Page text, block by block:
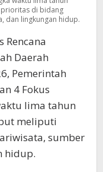
Rencana
Daerah
Pemerintah
4 Fokus
lima tahun
meliputi
sumber
hidup.